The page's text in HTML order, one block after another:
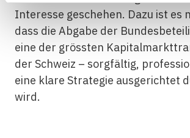
Interesse geschehen. Dazu ist es
dass die Abgabe der
eine der grössten
der Schweiz – sorgfältig,
eine klare Strategie ausgerichtet
wird.